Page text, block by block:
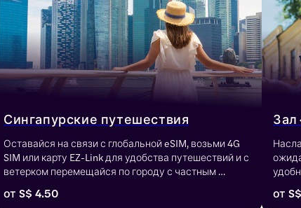
Сингапурские путешествия
Оставайся на связи с глобальной eSIM, возьми 4G
SIM или карту EZ-Link для удобства путешествий и с
ветерком перемещайся по городу с частным
веселья запрыгни на монорельс Сентозы - ведь
от S$ 4.50
Зал
от